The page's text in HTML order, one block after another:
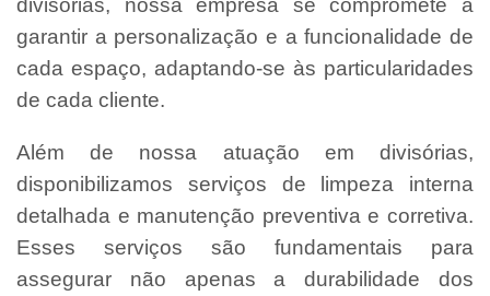
divisórias, nossa empresa se compromete a
garantir a personalização e a funcionalidade de
cada espaço, adaptando-se às particularidades
de cada cliente.
Além de nossa atuação em divisórias,
disponibilizamos serviços de limpeza interna
detalhada e manutenção preventiva e corretiva.
Esses serviços são fundamentais para
assegurar não apenas a durabilidade dos